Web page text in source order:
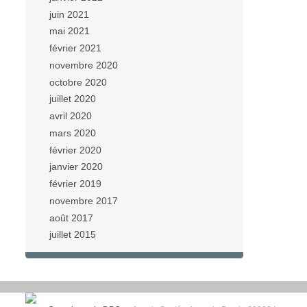
juin 2021
mai 2021
février 2021
novembre 2020
octobre 2020
juillet 2020
avril 2020
mars 2020
février 2020
janvier 2020
février 2019
novembre 2017
août 2017
juillet 2015